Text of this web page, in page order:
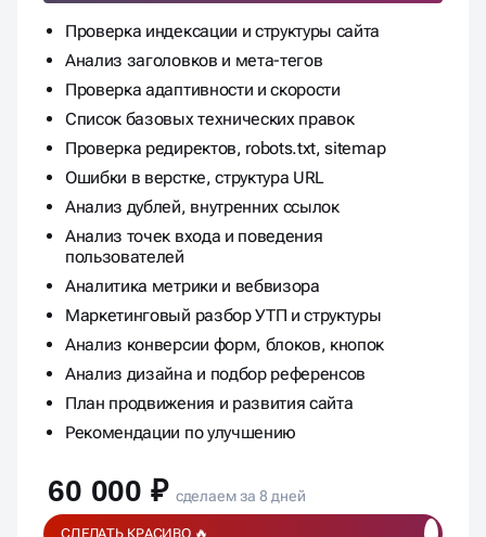
Проверка индексации и структуры сайта
Анализ заголовков и мета-тегов
Проверка адаптивности и скорости
Список базовых технических правок
Проверка редиректов, robots.txt, sitemap
Ошибки в верстке, структура URL
Анализ дублей, внутренних ссылок
Анализ точек входа и поведения
пользователей
Аналитика метрики и вебвизора
Маркетинговый разбор УТП и структуры
Анализ конверсии форм, блоков, кнопок
Анализ дизайна и подбор референсов
План продвижения и развития сайта
Рекомендации по улучшению
60 000 ₽ сделаем за 8 дней
СДЕЛАТЬ КРАСИВО 🔥